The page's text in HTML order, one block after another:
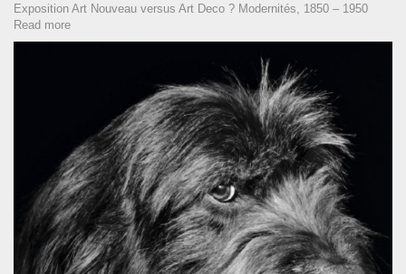
Exposition Art Nouveau versus Art Deco ? Modernités, 1850 – 1950
Read more